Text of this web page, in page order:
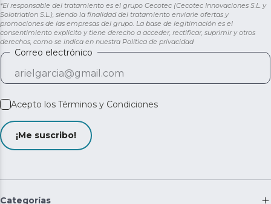
*El responsable del tratamiento es el grupo Cecotec (Cecotec Innovaciones S.L. y
Solotriatlon S.L.), siendo la finalidad del tratamiento enviarle ofertas y
promociones de las empresas del grupo. La base de legitimación es el
consentimiento explícito y tiene derecho a acceder, rectificar, suprimir y otros
derechos, como se indica en nuestra Política de privacidad
Correo electrónico
Acepto los Términos y Condiciones
¡Me suscribo!
Categorías